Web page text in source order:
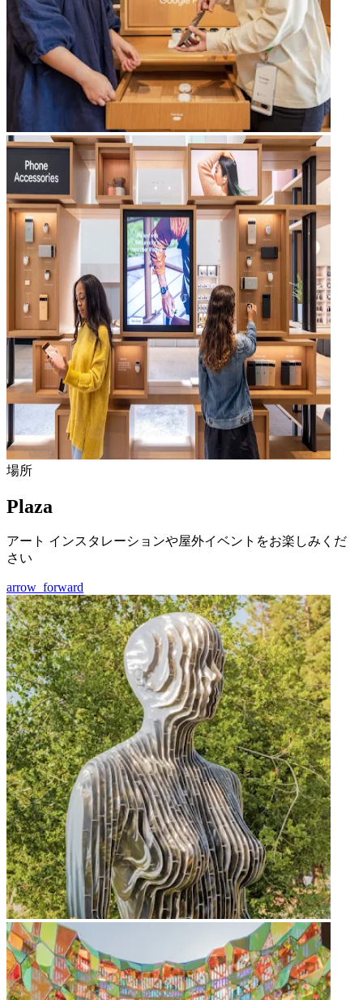
場所
Plaza
アート インスタレーションや屋外イベントをお楽しみくだ
さい
arrow_forward